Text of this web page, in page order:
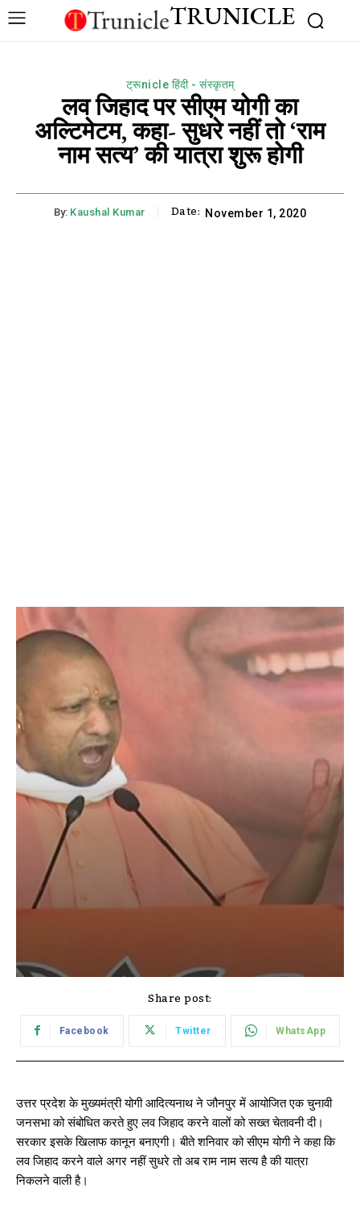
TRUNICLE
ट्रूnicle हिंदी - संस्कृतम्
लव जिहाद पर सीएम योगी का
अल्टिमेटम, कहा- सुधरे नहीं तो ‘राम
नाम सत्य’ की यात्रा शुरू होगी
By: Kaushal Kumar Date: November 1, 2020
Share post:
Facebook Twitter WhatsApp
उत्तर प्रदेश के मुख्यमंत्री योगी आदित्यनाथ ने जौनपुर में आयोजित एक चुनावी
जनसभा को संबोधित करते हुए लव जिहाद करने वालों को सख्त चेतावनी दी।
सरकार इसके खिलाफ कानून बनाएगी। बीते शनिवार को सीएम योगी ने कहा कि
लव जिहाद करने वाले अगर नहीं सुधरे तो अब राम नाम सत्य है की यात्रा
निकलने वाली है।